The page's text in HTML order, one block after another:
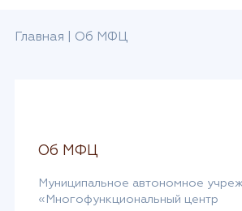
Главная Об МФЦ
Об МФЦ
Муниципальное автономное
«Многофункциональный центр